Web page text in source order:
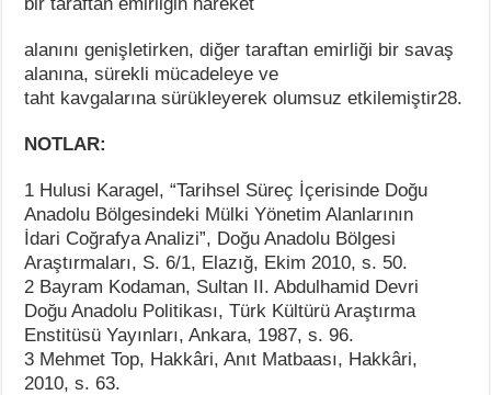
alanını genişletirken, diğer taraftan emirliği bir savaş
alanına, sürekli mücadeleye ve
taht kavgalarına sürükleyerek olumsuz etkilemiştir28.
NOTLAR:
1 Hulusi Karagel, “Tarihsel Süreç İçerisinde Doğu
Anadolu Bölgesindeki Mülki Yönetim Alanlarının
İdari Coğrafya Analizi”, Doğu Anadolu Bölgesi
Araştırmaları, S. 6/1, Elazığ, Ekim 2010, s. 50.
2 Bayram Kodaman, Sultan II. Abdulhamid Devri
Doğu Anadolu Politikası, Türk Kültürü Araştırma
Enstitüsü Yayınları, Ankara, 1987, s. 96.
3 Mehmet Top, Hakkâri, Anıt Matbaası, Hakkâri,
2010, s. 63.